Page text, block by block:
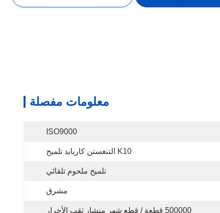
معلومات مفصلة
ISO9000
K10 التنغستن كاربايد تلميح
تلميح ملحوم تلقائي
مشرق
500000 قطعة / قطع شهر منشار ثقب الأحرار